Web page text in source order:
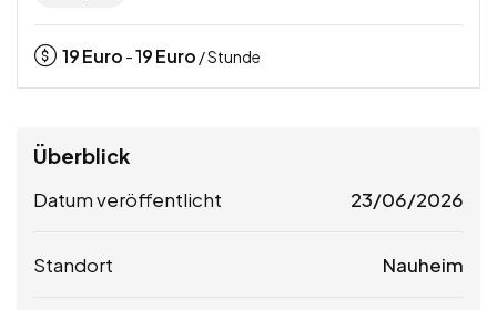
19Euro -19Euro / Stunde
Überblick
Datum veröffentlicht 23/06/2026
Standort Nauheim